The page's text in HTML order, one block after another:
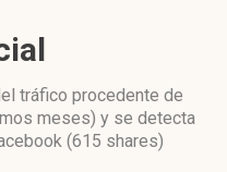
tráfico procedente de
meses) y se detecta
(615 shares)